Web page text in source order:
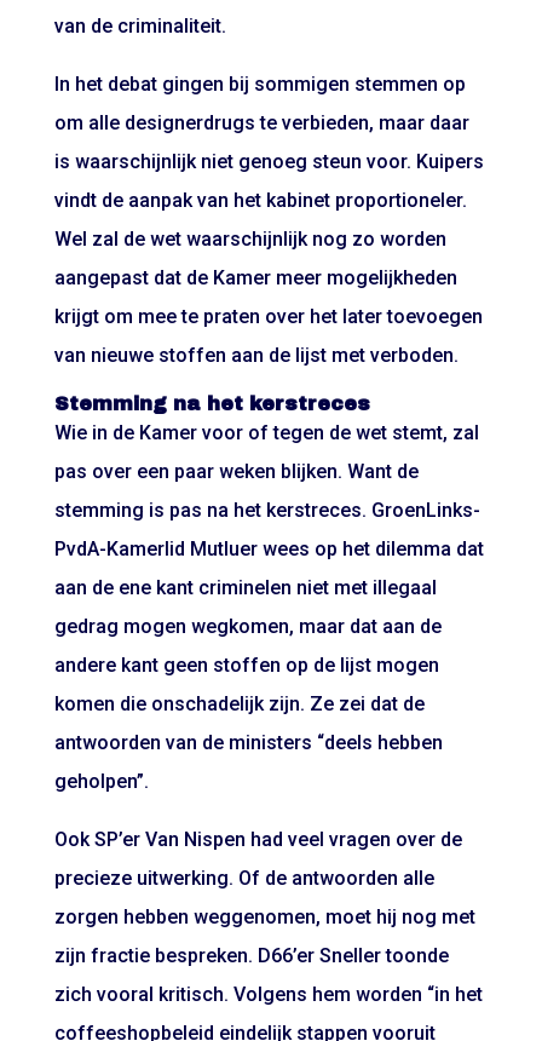
van de criminaliteit.
In het debat gingen bij sommigen stemmen op
om alle designerdrugs te verbieden, maar daar
is waarschijnlijk niet genoeg steun voor. Kuipers
vindt de aanpak van het kabinet proportioneler.
Wel zal de wet waarschijnlijk nog zo worden
aangepast dat de Kamer meer mogelijkheden
krijgt om mee te praten over het later toevoegen
van nieuwe stoffen aan de lijst met verboden.
Stemming na het kerstreces
Wie in de Kamer voor of tegen de wet stemt, zal
pas over een paar weken blijken. Want de
stemming is pas na het kerstreces. GroenLinks-
PvdA-Kamerlid Mutluer wees op het dilemma dat
aan de ene kant criminelen niet met illegaal
gedrag mogen wegkomen, maar dat aan de
andere kant geen stoffen op de lijst mogen
komen die onschadelijk zijn. Ze zei dat de
antwoorden van de ministers “deels hebben
geholpen”.
Ook SP’er Van Nispen had veel vragen over de
precieze uitwerking. Of de antwoorden alle
zorgen hebben weggenomen, moet hij nog met
zijn fractie bespreken. D66’er Sneller toonde
zich vooral kritisch. Volgens hem worden “in het
coffeeshopbeleid eindelijk stappen vooruit